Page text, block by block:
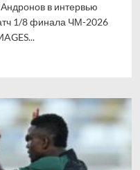
в интервью
1/8 финала ЧМ-2026